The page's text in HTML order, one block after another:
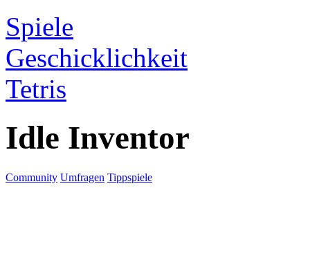
Spiele
Geschicklichkeit
Tetris
Idle Inventor
Community Umfragen Tippspiele